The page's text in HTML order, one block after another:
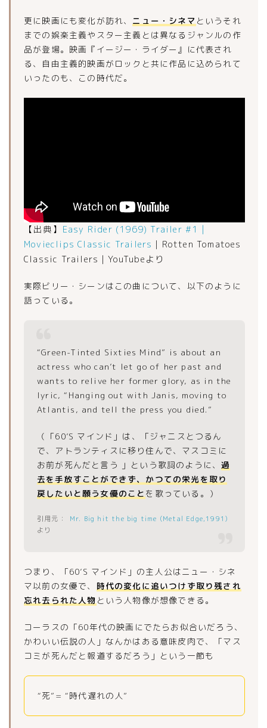
Follow Me
更に映画にも変化が訪れ、 ニュー・シネマ というそれ
までの娯楽主義やスター主義とは異なるジャンルの作
品が登場。映画『イージー・ライダー』に代表され
る、自由主義的映画がロックと共に作品に込められて
いったのも、この時代だ。
【出典】 Easy Rider (1969) Trailer #1 |
Movieclips Classic Trailers ｜Rotten Tomatoes
Classic Trailers｜YouTubeより
実際ビリー・シーンはこの曲について、以下のように
語っている。
“Green-Tinted Sixties Mind” is about an
actress who can’t let go of her past and
wants to relive her former glory, as in the
lyric, “Hanging out with Janis, moving to
Atlantis, and tell the press you died.”
（「60’S マインド」は、「ジャニスとつるん
で、アトランティスに移り住んで、マスコミに
お前が死んだと言う 」という歌詞のように、過
去を手放すことができず、かつての栄光を取り
戻したいと願う女優のこと を歌っている。）
Mr. Big hit the big time (Metal Edge,1991)
より
つまり、「60’S マインド」の主人公はニュー・シネ
マ以前の女優で、 時代の変化に追いつけず取り残され
忘れ去られた人物 という人物像が想像できる。
コーラスの「60年代の映画にでたらお似合いだろう、
かわいい伝説の人」なんかはある意味皮肉で、「マス
コミが死んだと報道するだろう」という一節も
“死”= “時代遅れの人”